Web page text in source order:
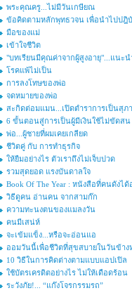
พระคุณครู...ไม่มีวันเกษียณ
ข้อคิดตามหลักพุทธวจน เพื่อนำไปปฎิ
มือของแม่
เข้าใจชีวิต
"บทเรียนมีคุณค่าจากผู้สูงอายุ"...แนะ
โรคแพ้ไม่เป็น
การลงโทษของพ่อ
จดหมายของพ่อ
สะกิดต่อมแมน...เปิดตำราการเป็นสุภ
6 ขั้นตอนสู่การเป็นผู้มีเงินใช้ไม่ขัดสน
พ่อ...ผู้ชายที่ผมเคยเกลียด
ชีวิตคู่ กับ การทำธุรกิจ
ให้ยืมอย่างไร ตัวเราถึงไม่เจ็บปวด
รวมสุดยอด แรงบันดาลใจ
Book Of The Year : หนังสือที่คนดังไ
วิธีดูคน อ่านคน จากสามก๊ก
ความทะนงตนของแมลงวัน
คนมีเสน่ห์
จะเข้มแข็ง...หรือจะอ่อนแอ
ออมวันนี้เพื่อชีวิตที่สุขสบายในวันข้าง
10 วิธีในการคิดต่างตามแบบแอปเปิล
ใช้บัตรเครดิตอย่างไร ไม่ให้เดือดร้อน
ระวังภัย!... “แก๊งโจรกรรมรถ”